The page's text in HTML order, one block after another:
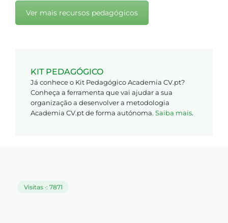
Ver mais recursos pedagógicos
KIT PEDAGÓGICO
Já conhece o Kit Pedagógico Academia CV.pt?
Conheça a ferramenta que vai ajudar a sua
organização a desenvolver a metodologia
Academia CV.pt de forma autónoma. Saiba mais.
Visitas ·: 7871